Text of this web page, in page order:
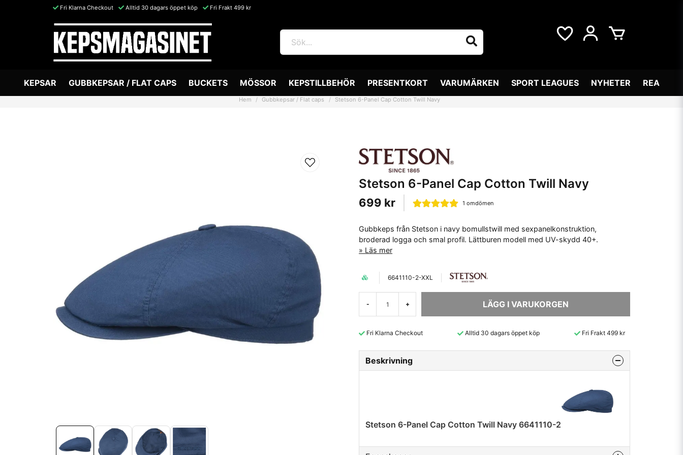
Fri Klarna Checkout Alltid 30 dagars öppet köp Fri Frakt 499 kr
KEPSAR GUBBKEPSAR / FLAT CAPS BUCKETS MÖSSOR KEPSTILLBEHÖR PRESENTKORT VARUMÄRKEN SPORT LEAGUES NYHETER REA
Hem Gubbkepsar / Flat caps Stetson 6-Panel Cap Cotton Twill Navy
Stetson 6-Panel Cap Cotton Twill Navy
699 kr 1 omdömen
Gubbkeps från Stetson i navy bomullstwill med sexpanelkonstruktion,
broderad logga och smal profil. Lättburen modell med UV-skydd 40+.
Läs mer
6641110-2-XXL
- + LÄGG I VARUKORGEN
Fri Klarna Checkout Alltid 30 dagars öppet köp Fri Frakt 499 kr
Beskrivning
Stetson 6-Panel Cap Cotton Twill Navy 6641110-2